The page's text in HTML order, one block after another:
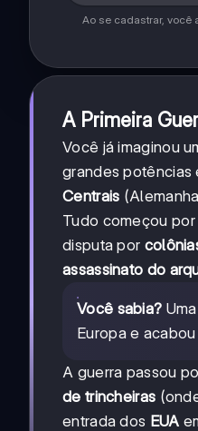
Ao se cadastrar, você
A Primeira
Você já imaginou
grandes potências
Centrais
Tudo começou
disputa por
assassinato do
Você sabia?
Europa e
A guerra passou
de trincheiras
entrada dos EUA